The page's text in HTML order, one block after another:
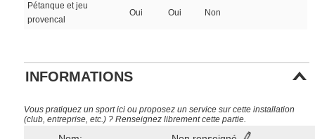
Pétanque et jeu
provencal
Oui Oui Non
INFORMATIONS
Vous pratiquez un sport ici ou proposez un service sur cette installation
(club, entreprise, etc.) ? Renseignez librement cette partie.